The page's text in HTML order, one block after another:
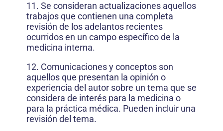
11. Se consideran actualizaciones aquellos
trabajos que contienen una completa
revisión de los adelantos recientes
ocurridos en un campo específico de la
medicina interna.
12. Comunicaciones y conceptos son
aquellos que presentan la opinión o
experiencia del autor sobre un tema que se
considera de interés para la medicina o
para la práctica médica. Pueden incluir una
revisión del tema.